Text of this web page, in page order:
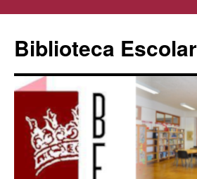
Biblioteca Escolar